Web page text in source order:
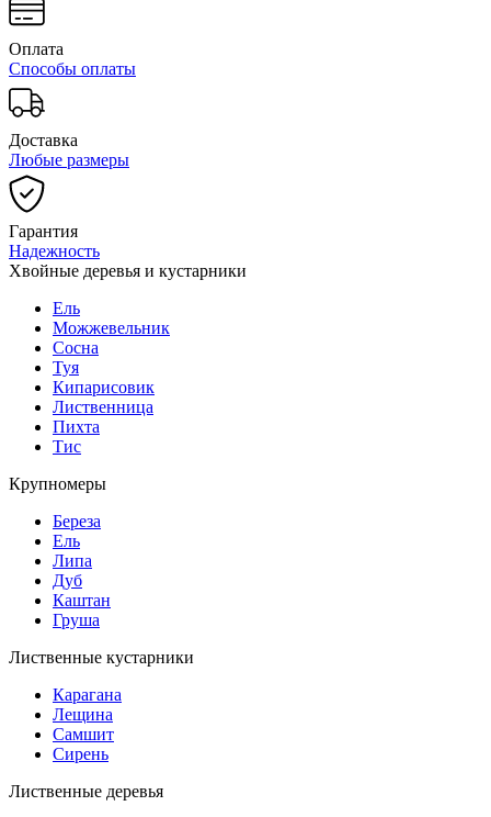
Оплата
Способы оплаты
Доставка
Любые размеры
Гарантия
Надежность
Хвойные деревья и кустарники
Ель
Можжевельник
Сосна
Туя
Кипарисовик
Лиственница
Пихта
Тис
Крупномеры
Береза
Ель
Липа
Дуб
Каштан
Груша
Лиственные кустарники
Карагана
Лещина
Самшит
Сирень
Лиственные деревья